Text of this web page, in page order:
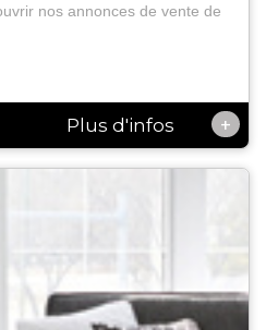
nos annonces de vente de
Plus d'infos +